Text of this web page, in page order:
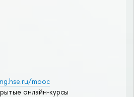
mooc
онлайн-курсы